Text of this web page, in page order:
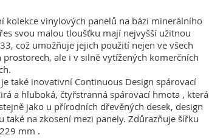
kolekce vinylových panelů na bázi minerálního
svou malou tloušťku mají nejvyšší užitnou
což umožňuje jejich použití nejen ve všech
prostorech, ale i v silně vytížených komerčních
také inovativní Continuous Design spárovací
a hluboká, čtyřstranná spárovací hmota , která
jako u přírodních dřevěných desek, design
také na zkosení mezi panely. Zdůrazňuje šířku
mm .